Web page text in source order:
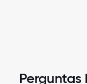
Perguntas